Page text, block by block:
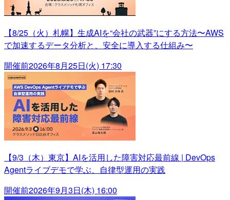
【8/25（火）札幌】生成AIを“会社の武器”にする方法〜AWS
で加速するデータ分析と、安全に導入する仕組み〜
開催前2026年8月25日(火) 17:30
【9/3（木）東京】AIを活用した障害対応最前線 | DevOps
Agentライブデモで学ぶ、自律型運用の実践
開催前2026年9月3日(木) 16:00